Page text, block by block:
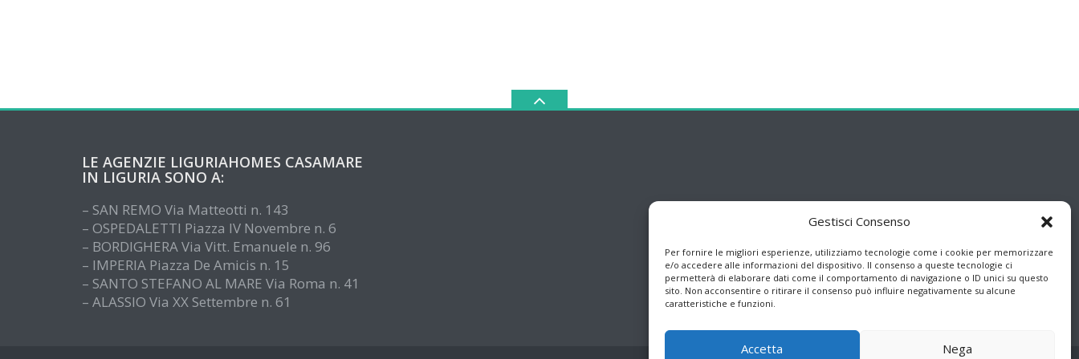
Gestisci Consenso
Per fornire le migliori esperienze, utilizziamo tecnologie come i cookie per memorizzare
e/o accedere alle informazioni del dispositivo. Il consenso a queste tecnologie ci
permetterà di elaborare dati come il comportamento di navigazione o ID unici su questo
sito. Non acconsentire o ritirare il consenso può influire negativamente su alcune
caratteristiche e funzioni.
Accetta Nega
LE AGENZIE LIGURIAHOMES CASAMARE
IN LIGURIA SONO A:
– SAN REMO Via Matteotti n. 143
– OSPEDALETTI Piazza IV Novembre n. 6
– BORDIGHERA Via Vitt. Emanuele n. 96
– IMPERIA Piazza De Amicis n. 15
– SANTO STEFANO AL MARE Via Roma n. 41
– ALASSIO Via XX Settembre n. 61